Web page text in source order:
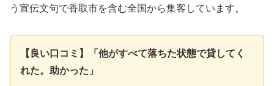
う宣伝文句で香取市を含む全国から集客しています。
【良い口コミ】「他がすべて落ちた状態で貸してく
れた。助かった」